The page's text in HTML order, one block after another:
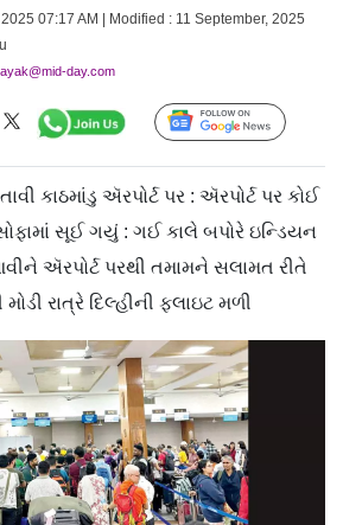
07:17 AM | Modified : 11 September, 2025
day.com
Follow Us
કાઠમાંડુ ઍરપોર્ટ પર : ઍરપોર્ટ પર કોઈ
સૂઈ ગયું : ગઈ કાલે બપોરે ઇન્ડિયન
ઍરપોર્ટ પરથી તમામને સલામત રીતે
રાત્રે દિલ્હીની ફ્લાઇટ મળી